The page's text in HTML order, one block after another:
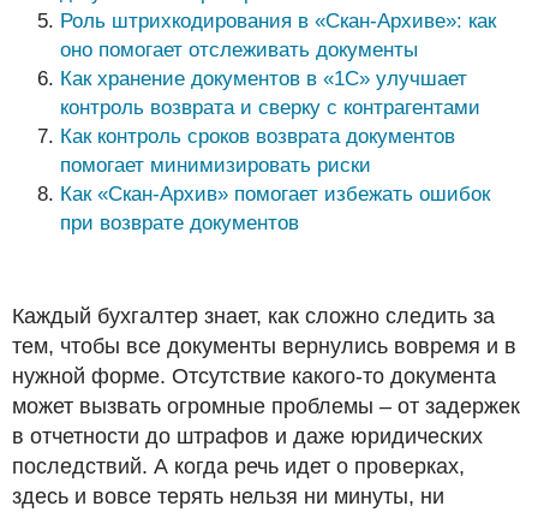
Роль штрихкодирования в «Скан-Архиве»: как
оно помогает отслеживать документы
Как хранение документов в «1С» улучшает
контроль возврата и сверку с контрагентами
Как контроль сроков возврата документов
помогает минимизировать риски
Как «Скан-Архив» помогает избежать ошибок
при возврате документов
Каждый бухгалтер знает, как сложно следить за
тем, чтобы все документы вернулись вовремя и в
нужной форме. Отсутствие какого-то документа
может вызвать огромные проблемы – от задержек
в отчетности до штрафов и даже юридических
последствий. А когда речь идет о проверках,
здесь и вовсе терять нельзя ни минуты, ни